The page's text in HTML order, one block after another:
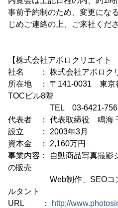
事前予約制のため、変更にな
じめご連絡の上、ご来社くだ
【株式会社アポロクリエイト
社名 ： 株式会社アポロク
所在地 ： 〒141-0031 東京
TOCビル8階
TEL 03-6421-
代表者 ： 代表取締役 鳴海
設立 ： 2003年3月
資本金 ： 2,160万円
事業内容： 自動商品写真撮影
の販売
Web制作、SEOコンサ
ルタント
URL ：
http://